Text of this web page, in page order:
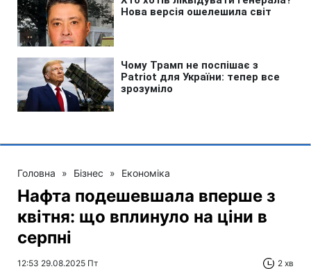
Головна » Бізнес » Економіка
Нафта подешевшала вперше з
квітня: що вплинуло на ціни в
серпні
12:53 29.08.2025 Пт 2 хв